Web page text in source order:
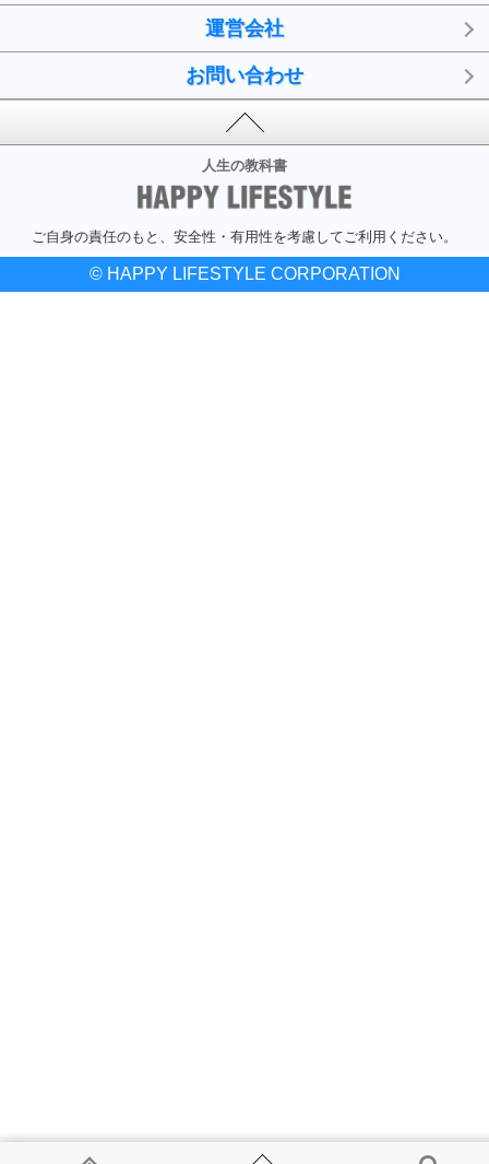
運営会社
お問い合わせ
人生の教科書
ご自身の責任のもと、安全性・有用性を考慮してご利用ください。
© HAPPY LIFESTYLE CORPORATION